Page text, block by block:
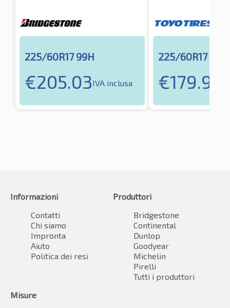
225/60R17 99H
€205.03IVA inclusa
225/60R17
€179.99
Informazioni
Contatti
Chi siamo
Impronta
Aiuto
Politica dei resi
Produttori
Bridgestone
Continental
Dunlop
Goodyear
Michelin
Pirelli
Tutti i produttori
Misure